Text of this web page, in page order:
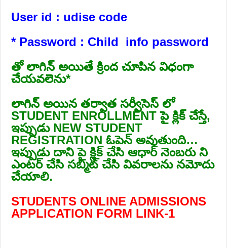
User id : udise code
* Password : Child info password
తో లాగిన్ అయితే క్రింద చూపిన విధంగా
చేయవలెను*
లాగిన్ అయిన తర్వాత సర్వీసెస్ లో
STUDENT ENROLLMENT పై క్లిక్ చేస్తే,
ఇప్పుడు NEW STUDENT
REGISTRATION ఓపెన్ అవుతుంది…
ఇప్పుడు దాని పై క్లిక్ చేసి ఆధార్ నెంబరు ని
ఎంటర్ చేసి సబ్మిట్ చేసి వివరాలను నమోదు
చేయాలి.
STUDENTS ONLINE ADMISSIONS
APPLICATION FORM LINK-1